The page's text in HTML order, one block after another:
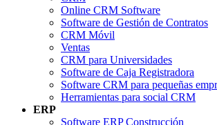
Online CRM Software
Software de Gestión de Contratos
CRM Móvil
Ventas
CRM para Universidades
Software de Caja Registradora
Software CRM para pequeñas
Herramientas para social CRM
ERP
Software ERP Construcción